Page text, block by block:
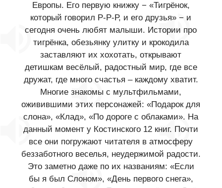
Европы. Его первую книжку − «Тигрёнок,
который говорил Р-Р-Р, и его друзья» − и
сегодня очень любят малыши. Истории про
тигрёнка, обезьянку улитку и крокодила
заставляют их хохотать, открывают
детишкам весёлый, радостный мир, где все
дружат, где много счастья – каждому хватит.
Многие знакомы с мультфильмами,
оживившими этих персонажей: «Подарок для
слона», «Клад», «По дороге с облаками». На
данный момент у Костинского 12 книг. Почти
все они погружают читателя в атмосферу
беззаботного веселья, неудержимой радости.
Это заметно даже по их названиям: «Если
бы я был Слоном», «День первого снега»,